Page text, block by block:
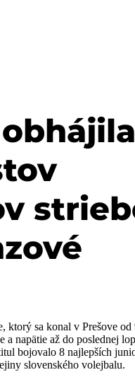
sa konal v Prešove od
napätie až do poslednej
bojovalo 8 najlepších
slovenského volejbalu.